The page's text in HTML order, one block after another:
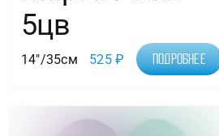
5цв
14"/35см 525₽ Подробнее